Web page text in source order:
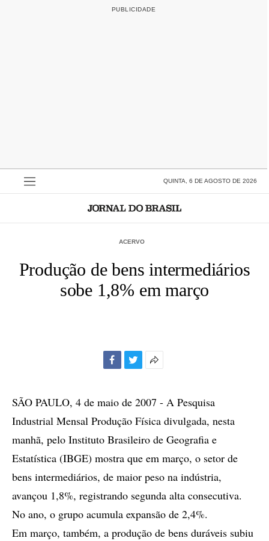
QUINTA, 6 DE AGOSTO DE 2026
ACERVO
Produção de bens intermediários
sobe 1,8% em março
compartilhamento
SÃO PAULO, 4 de maio de 2007 - A Pesquisa
Industrial Mensal Produção Física divulgada, nesta
manhã, pelo Instituto Brasileiro de Geografia e
Estatística (IBGE) mostra que em março, o setor de
bens intermediários, de maior peso na indústria,
avançou 1,8%, registrando segunda alta consecutiva.
No ano, o grupo acumula expansão de 2,4%.
Em março, também, a produção de bens duráveis subiu